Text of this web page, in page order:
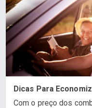
Dicas Para
Com o preço dos